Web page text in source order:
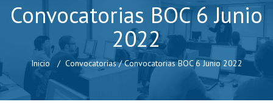
Convocatorias BOC 6 Junio
2022
Inicio Convocatorias /Convocatorias BOC 6 Junio 2022